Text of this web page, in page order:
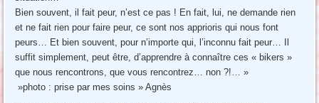
Bien souvent, il fait peur, n’est ce pas ! En fait, lui, ne demande rien
et ne fait rien pour faire peur, ce sont nos apprioris qui nous font
peurs… Et bien souvent, pour n’importe qui, l’inconnu fait peur… Il
suffit simplement, peut être, d’apprendre à connaître ces « bikers »
que nous rencontrons, que vous rencontrez… non ?!… »
»photo : prise par mes soins » Agnès